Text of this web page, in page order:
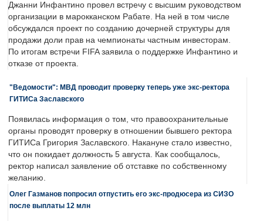
Джанни Инфантино провел встречу с высшим руководством
организации в марокканском Рабате. На ней в том числе
обсуждался проект по созданию дочерней структуры для
продажи доли прав на чемпионаты частным инвесторам.
По итогам встречи FIFA заявила о поддержке Инфантино и
отказе от проекта.
"Ведомости": МВД проводит проверку теперь уже экс-ректора
ГИТИСа Заславского
Появилась информация о том, что правоохранительные
органы проводят проверку в отношении бывшего ректора
ГИТИСа Григория Заславского. Накануне стало известно,
что он покидает должность 5 августа. Как сообщалось,
ректор написал заявление об отставке по собственному
желанию.
Олег Газманов попросил отпустить его экс-продюсера из СИЗО
после выплаты 12 млн